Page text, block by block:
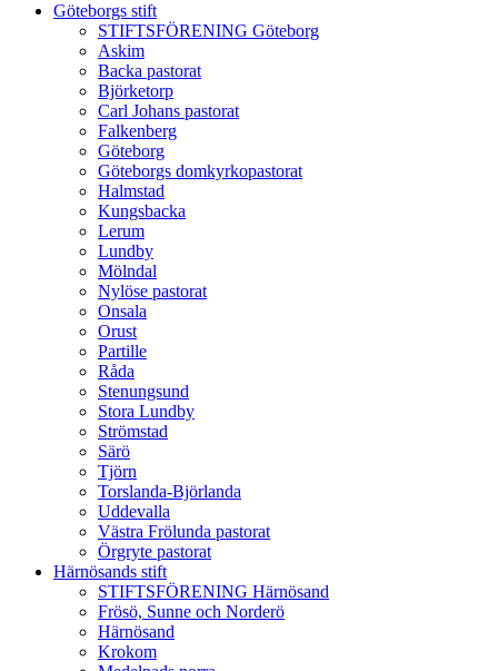
Göteborgs stift
STIFTSFÖRENING Göteborg
Askim
Backa pastorat
Björketorp
Carl Johans pastorat
Falkenberg
Göteborg
Göteborgs domkyrkopastorat
Halmstad
Kungsbacka
Lerum
Lundby
Mölndal
Nylöse pastorat
Onsala
Orust
Partille
Råda
Stenungsund
Stora Lundby
Strömstad
Särö
Tjörn
Torslanda-Björlanda
Uddevalla
Västra Frölunda pastorat
Örgryte pastorat
Härnösands stift
STIFTSFÖRENING Härnösand
Frösö, Sunne och Norderö
Härnösand
Krokom